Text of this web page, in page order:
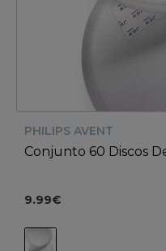
PHILIPS AVENT
Conjunto 60 Discos
9.99€